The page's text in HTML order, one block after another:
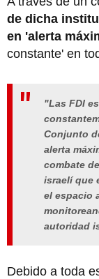
de dicha
en 'alerta
constante' en
"Las FDI
Conjunto
alerta
combate
israelí que
el espacio
autoridad
Debido a toda